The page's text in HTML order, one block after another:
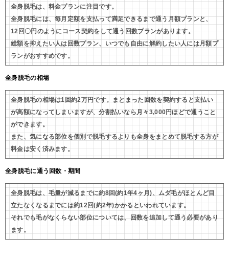
全身脱毛は、料金プランに注目です。
全身脱毛には、毎月定額を支払って満足できるまで通う月額プランと、
12回〇円のようにコース契約をして通う回数プランがあります。
総額を抑えたい人は回数プラン、いつでも自由に解約したい人には月額プ
ランがおすすめです。
全身脱毛の相場
全身脱毛の相場は1回約2万円です。まとまった回数を契約すると支払い
が高額になってしまいますが、分割払いなら月々3,000円ほどで通うこと
ができます。
また、気になる部位を個別で脱毛するよりも全身をまとめて脱毛する方が
料金は安く済みます。
全身脱毛に通う回数・期間
全身脱毛は、毛量が減るまでに約8回(約1年4ヶ月)、ムダ毛がほとんど目
立たなくなるまでには約12回(約2年)かかるといわれています。
それでも毛がなくらない部位については、回数を追加して通う必要があり
ます。